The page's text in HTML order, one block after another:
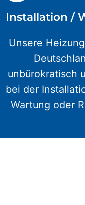
Installation /
Unsere
unbürokratisch
bei der
Wartung oder